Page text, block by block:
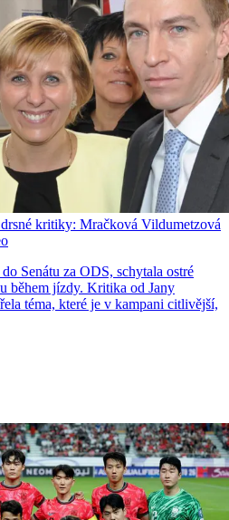
kritiky: Mračková Vildumetzová
Senátu za ODS, schytala ostré
během jízdy. Kritika od Jany
téma, které je v kampani citlivější,